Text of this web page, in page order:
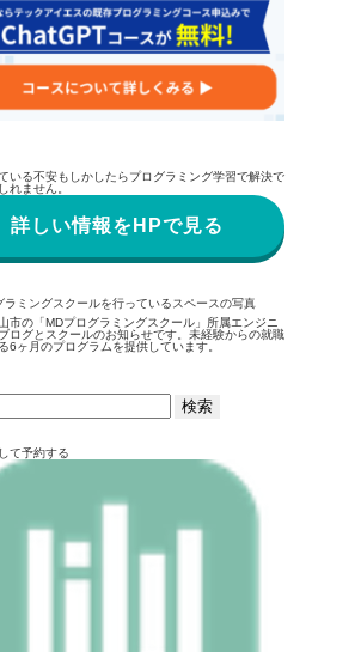
いる不安もしかしたらプログラミング学習で解決で
れません。
詳しい情報をHPで見る
市の「MDプログラミングスクール」所属エンジニ
ログとスクールのお知らせです。未経験からの就職
6ヶ月のプログラムを提供しています。
て予約する